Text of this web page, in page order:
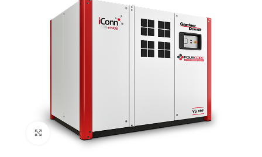
Увеличить